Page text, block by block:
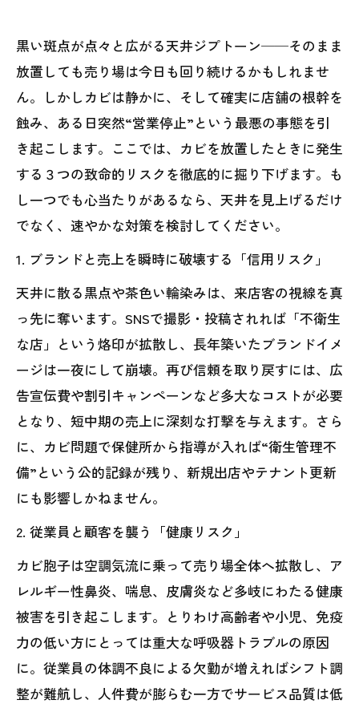
黒い斑点が点々と広がる天井ジプトーン──そのまま
放置しても売り場は今日も回り続けるかもしれませ
ん。しかしカビは静かに、そして確実に店舗の根幹を
蝕み、ある日突然“営業停止”という最悪の事態を引
き起こします。ここでは、カビを放置したときに発生
する３つの致命的リスクを徹底的に掘り下げます。も
し一つでも心当たりがあるなら、天井を見上げるだけ
でなく、速やかな対策を検討してください。
1. ブランドと売上を瞬時に破壊する「信用リスク」
天井に散る黒点や茶色い輪染みは、来店客の視線を真
っ先に奪います。SNSで撮影・投稿されれば「不衛生
な店」という烙印が拡散し、長年築いたブランドイメ
ージは一夜にして崩壊。再び信頼を取り戻すには、広
告宣伝費や割引キャンペーンなど多大なコストが必要
となり、短中期の売上に深刻な打撃を与えます。さら
に、カビ問題で保健所から指導が入れば“衛生管理不
備”という公的記録が残り、新規出店やテナント更新
にも影響しかねません。
2. 従業員と顧客を襲う「健康リスク」
カビ胞子は空調気流に乗って売り場全体へ拡散し、ア
レルギー性鼻炎、喘息、皮膚炎など多岐にわたる健康
被害を引き起こします。とりわけ高齢者や小児、免疫
力の低い方にとっては重大な呼吸器トラブルの原因
に。従業員の体調不良による欠勤が増えればシフト調
整が難航し、人件費が膨らむ一方でサービス品質は低